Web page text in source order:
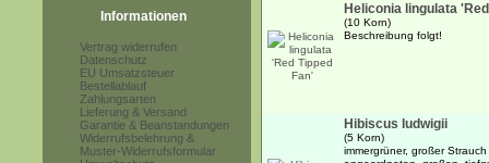
Informationen
Vertrag widerrufen
Datenschutz
EU Umsatzsteuer
Bestellablauf
Zahlungsarten
Lieferung & Versand
Garantie & Beanstandungen
Widerrufsbelehrung &
Muster-Widerrufsformular
Heliconia lingulata
(10 Korn)
Beschreibung folgt!
Hibiscus ludwigii
(5 Korn)
immergrüner, großer